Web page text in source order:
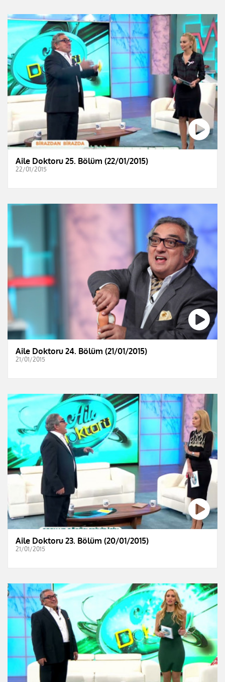
Aile Doktoru 25. Bölüm (22/01/2015)
22/01/2015
Aile Doktoru 24. Bölüm (21/01/2015)
21/01/2015
Aile Doktoru 23. Bölüm (20/01/2015)
21/01/2015